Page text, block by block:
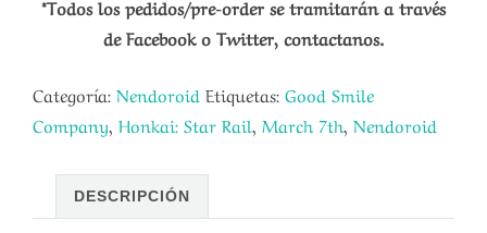
*Todos los pedidos/pre-order se tramitarán a través
de Facebook o Twitter, contactanos.
Categoría: Nendoroid Etiquetas: Good Smile
Company Honkai: Star Rail March 7th Nendoroid
DESCRIPCIÓN